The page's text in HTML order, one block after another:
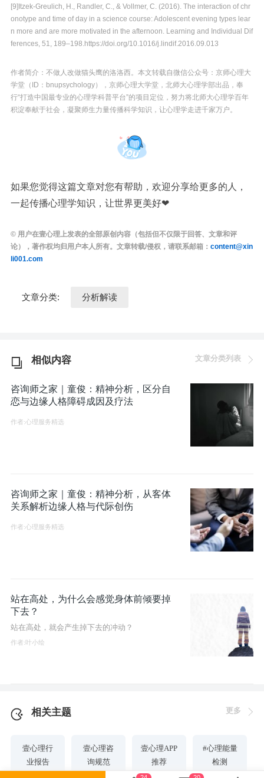
[9]Itzek-Greulich, H., Randler, C., & Vollmer, C. (2016). The interaction of chr
onotype and time of day in a science course: Adolescent evening types lear
n more and are more motivated in the afternoon. Learning and Individual Dif
ferences, 51, 189–198.https://doi.org/10.1016/j.lindif.2016.09.013
作者简介： 不做人改做猫头鹰的洛洛西。本文转载自微信公众号：京师心理大
学堂（ID：bnupsychology），京师心理大学堂，北师大心理学部出品，奉
行“打造中国最专业的心理学科普平台”的项目定位，努力将北师大心理学百年
积淀奉献于社会，凝聚师生力量传播科学知识，让心理学走进千家万户。
如果您觉得这篇文章对您有帮助，欢迎分享给更多的人，
一起传播心理学知识，让世界更美好❤
© 用户在壹心理上发表的全部原创内容（包括但不仅限于回答、文章和评
论），著作权均归用户本人所有。文章转载/侵权，请联系邮箱： content@xin
li001.com
文章分类: 分析解读
相似内容 文章分类列表
咨询师之家｜童俊：精神分析，区分自
恋与边缘人格障碍成因及疗法
作者:心理服务精选
咨询师之家｜童俊：精神分析，从客体
关系解析边缘人格与代际创伤
作者:心理服务精选
站在高处，为什么会感觉身体前倾要掉
下去？
站在高处，就会产生掉下去的冲动？
作者:叶小绘
相关主题 更多
壹心理行
业报告
壹心理咨
询规范
壹心理APP
推荐
#心理能量
检测